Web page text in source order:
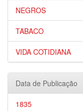
NEGROS
TABACO
VIDA COTIDIANA
Data de Publicação
1835